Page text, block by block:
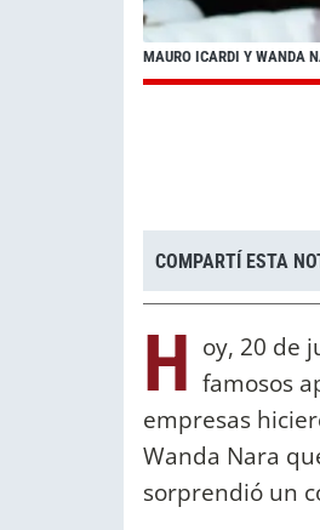
MAURO ICARDI Y WANDA
COMPARTÍ ESTA
H oy, 20 de
famosos
empresas
Wanda Nara
sorprendió un